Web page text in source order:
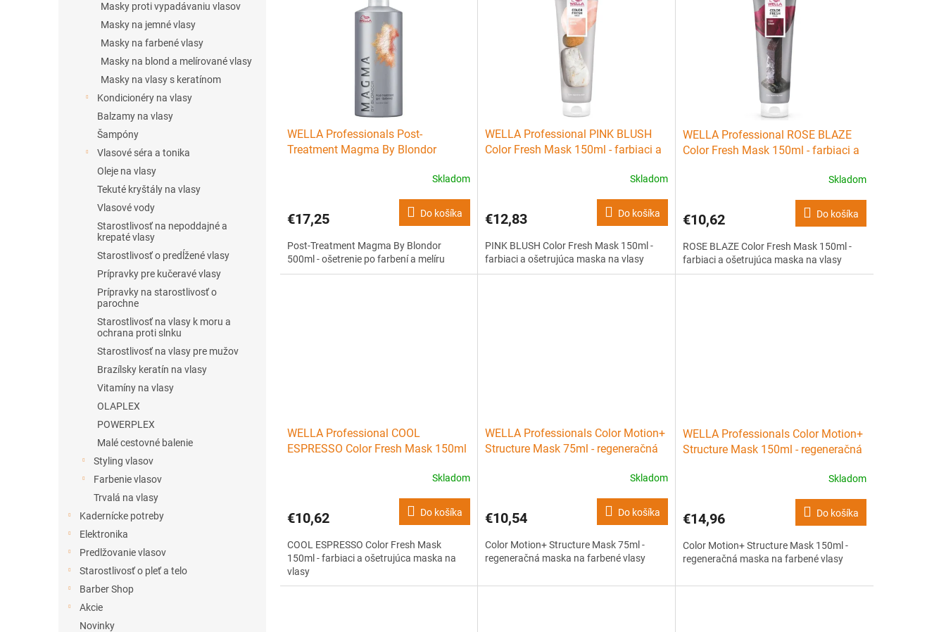
Masky proti vypadávaniu vlasov
Masky na jemné vlasy
Masky na farbené vlasy
Masky na blond a melírované vlasy
Masky na vlasy s keratínom
Kondicionéry na vlasy
Balzamy na vlasy
Šampóny
Vlasové séra a tonika
Oleje na vlasy
Tekuté kryštály na vlasy
Vlasové vody
Starostlivosť na nepoddajné a
krepaté vlasy
Starostlivosť o predĺžené vlasy
Prípravky pre kučeravé vlasy
Prípravky na starostlivosť o
parochne
Starostlivosť na vlasy k moru a
ochrana proti slnku
Starostlivosť na vlasy pre mužov
Brazílsky keratín na vlasy
Vitamíny na vlasy
OLAPLEX
POWERPLEX
Malé cestovné balenie
Styling vlasov
Farbenie vlasov
Trvalá na vlasy
Kadernícke potreby
Elektronika
Predlžovanie vlasov
Starostlivosť o pleť a telo
Barber Shop
Akcie
Novinky
WELLA Professionals Post-
Treatment Magma By Blondor
Skladom
€17,25 Do košíka
Post-Treatment Magma By Blondor
500ml - ošetrenie po farbení a melíru
WELLA Professional PINK BLUSH
Color Fresh Mask 150ml - farbiaci a
Skladom
€12,83 Do košíka
PINK BLUSH Color Fresh Mask 150ml -
farbiaci a ošetrujúca maska na vlasy
WELLA Professional ROSE BLAZE
Color Fresh Mask 150ml - farbiaci a
Skladom
€10,62 Do košíka
ROSE BLAZE Color Fresh Mask 150ml -
farbiaci a ošetrujúca maska na vlasy
WELLA Professional COOL
ESPRESSO Color Fresh Mask 150ml
Skladom
€10,62 Do košíka
COOL ESPRESSO Color Fresh Mask
150ml - farbiaci a ošetrujúca maska na
vlasy
WELLA Professionals Color Motion+
Structure Mask 75ml - regeneračná
Skladom
€10,54 Do košíka
Color Motion+ Structure Mask 75ml -
regeneračná maska na farbené vlasy
WELLA Professionals Color Motion+
Structure Mask 150ml - regeneračná
Skladom
€14,96 Do košíka
Color Motion+ Structure Mask 150ml -
regeneračná maska na farbené vlasy